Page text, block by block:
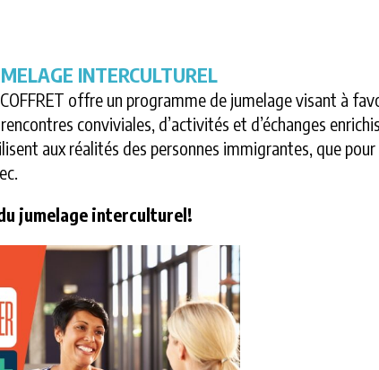
INTERCULTUREL
offre un programme de jumelage visant à
conviviales, d’activités et d’échanges
aux réalités des personnes immigrantes, que
jumelage interculturel!